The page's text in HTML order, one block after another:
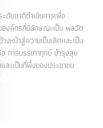
ดับชาติดำเนินการเพื่อ
องค์กรที่มีลักษณะเป็น พลวัต
หน้าสู่ความเป็นเลิศและเป็น
การบรรเทาทุกข์ บำรุงสุข
ละเป็นที่พึ่งของประชาชน